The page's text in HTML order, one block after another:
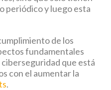
periódico y luego esta
de los
fundamentales
que está
con el aumentar la
.